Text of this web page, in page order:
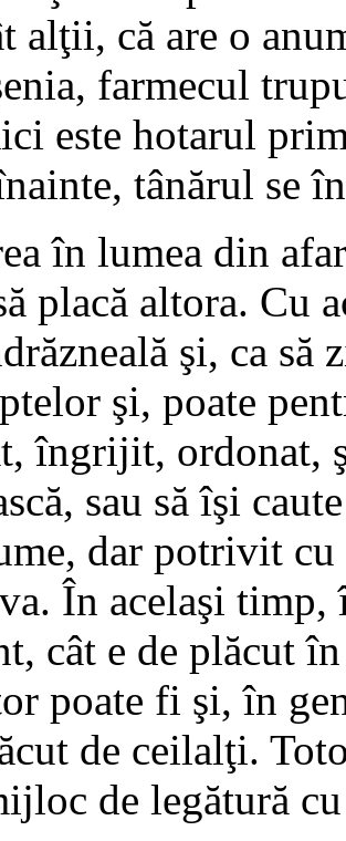
alţii, că are o
farmecul
este hotarul
tânărul se
în lumea din
placă altora. Cu
şi, ca să
şi, poate
îngrijit, ordonat,
sau să îşi
dar potrivit
În acelaşi timp,
cât e de plăcut
poate fi şi, în
de ceilalţi.
de legătură